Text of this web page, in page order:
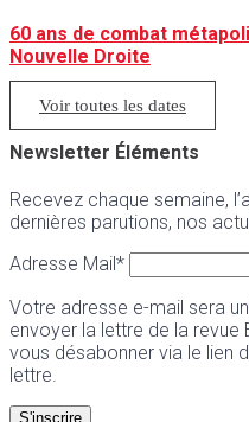
60 ans de combat
Nouvelle Droite
Voir toutes les dates
Newsletter Éléments
Recevez chaque semaine,
dernières parutions, nos
Adresse Mail*
Votre adresse e-mail sera
envoyer la lettre de la revue
vous désabonner via le lien
lettre.